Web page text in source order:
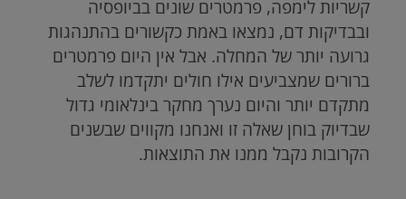
קשריות לימפה, פרמטרים שונים בביופסיה
ובבדיקות דם, נמצאו באמת כקשורים בהתנהגות
גרועה יותר של המחלה. אבל אין היום פרמטרים
ברורים שמצביעים אילו חולים יתקדמו לשלב
מתקדם יותר והיום נערך מחקר בינלאומי גדול
שבדיוק בוחן שאלה זו ואנחנו מקווים שבשנים
הקרובות נקבל ממנו את התוצאות.